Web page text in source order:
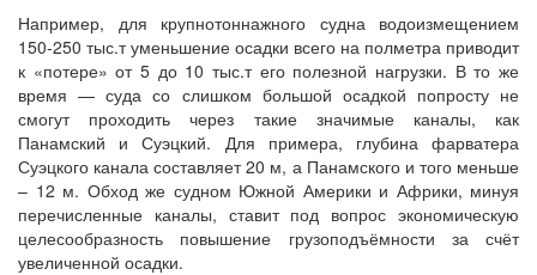
Например, для крупнотоннажного судна водоизмещением
150-250 тыс.т уменьшение осадки всего на полметра приводит
к «потере» от 5 до 10 тыс.т его полезной нагрузки. В то же
время — суда со слишком большой осадкой попросту не
смогут проходить через такие значимые каналы, как
Панамский и Суэцкий. Для примера, глубина фарватера
Суэцкого канала составляет 20 м, а Панамского и того меньше
– 12 м. Обход же судном Южной Америки и Африки, минуя
перечисленные каналы, ставит под вопрос экономическую
целесообразность повышение грузоподъёмности за счёт
увеличенной осадки.